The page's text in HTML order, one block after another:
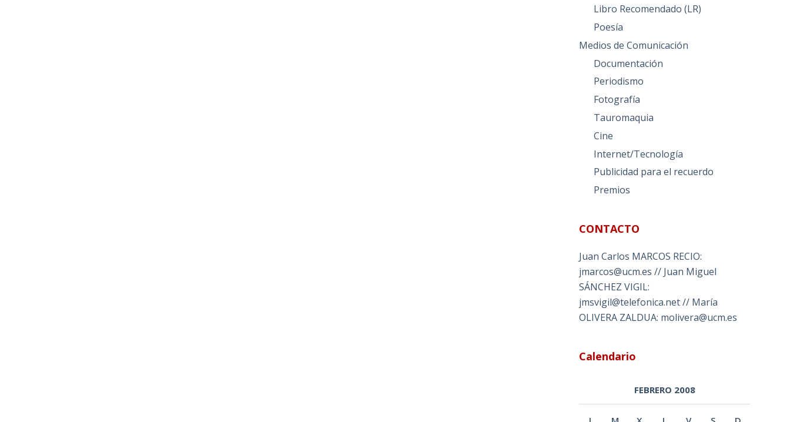
Libro Recomendado (LR)
Poesía
Medios de Comunicación
Documentación
Periodismo
Fotografía
Tauromaquia
Cine
Internet/Tecnología
Publicidad para el recuerdo
Premios
CONTACTO
Juan Carlos MARCOS RECIO:
jmarcos@ucm.es // Juan Miguel
SÁNCHEZ VIGIL:
jmsvigil@telefonica.net // María
OLIVERA ZALDUA: molivera@ucm.es
Calendario
FEBRERO 2008